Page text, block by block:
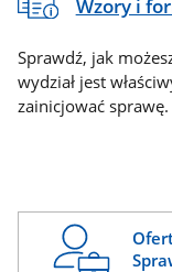
Wzory i
Sprawdź, jak
wydział jest
zainicjować sprawę.